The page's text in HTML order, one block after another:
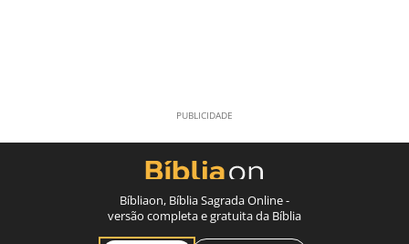
Bíbliaon, Bíblia Sagrada Online -
versão completa e gratuita da Bíblia